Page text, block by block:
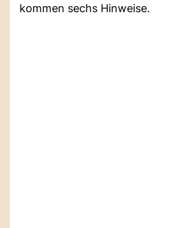
kommen sechs Hinweise.